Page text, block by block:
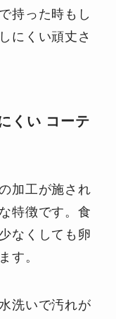
持った時もし
にくい頑丈さ
くい コーテ
加工が施され
特徴です。食
なくしても卵
す。
洗いで汚れが